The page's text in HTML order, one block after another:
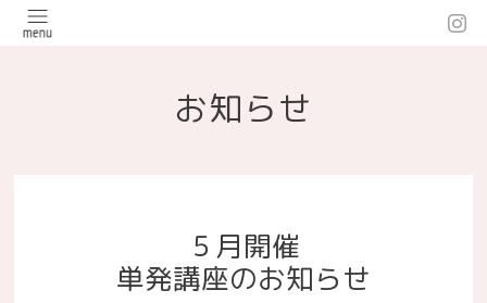
お知らせ
５月開催
単発講座のお知らせ